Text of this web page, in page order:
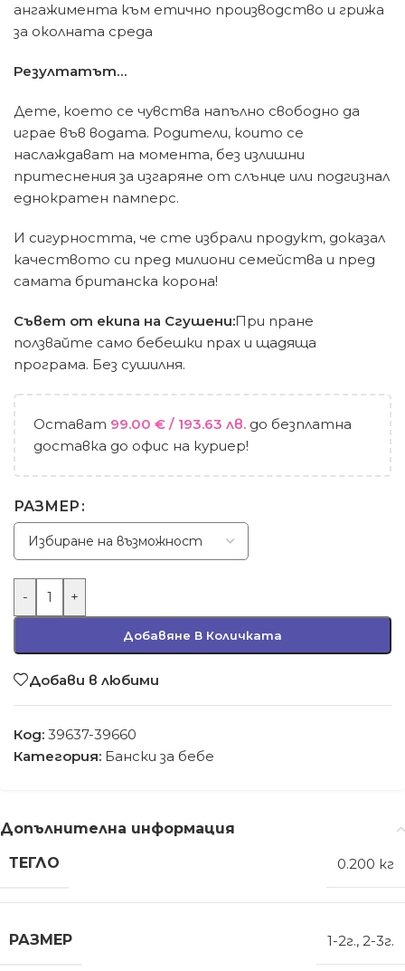
ангажимента към етично производство и грижа
за околната среда
Резултатът…
Дете, което се чувства напълно свободно да
играе във водата. Родители, които се
наслаждават на момента, без излишни
притеснения за изгаряне от слънце или подгизнал
еднократен памперс.
И сигурността, че сте избрали продукт, доказал
качеството си пред милиони семейства и пред
самата британска корона!
Съвет от екипа на Сгушени:При пране
ползвайте само бебешки прах и щадяща
програма. Без сушилня.
Остават 99.00 € / 193.63 лв. до безплатна
доставка до офис на куриер!
РАЗМЕР
- +
Добавяне В Количката
Добави в любими
Код: 39637-39660
Категория: Бански за бебе
Допълнителна информация
ТЕГЛО
0.200 кг
РАЗМЕР 1-2г., 2-3г.